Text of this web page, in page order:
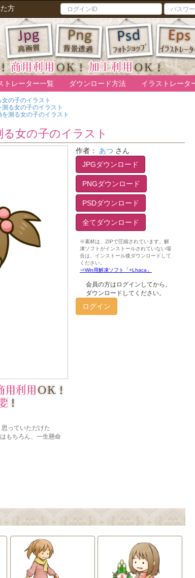
方
トレーター一覧 ダウンロード方法 イラストレータ
の子のイラスト
る女の子のイラスト
測る女の子のイラスト
女の子のイラスト
作者： あつ さん
JPGダウンロード
PNGダウンロード
PSDダウンロード
全てダウンロード
会員の方はログインしてから、
ダウンロードしてください。
ログイン